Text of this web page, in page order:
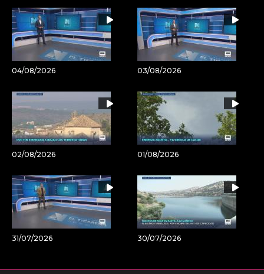
04/08/2026 03/08/2026
02/08/2026 01/08/2026
31/07/2026 30/07/2026